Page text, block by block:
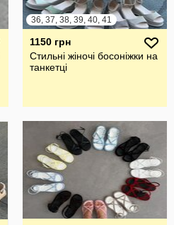
36, 37, 38, 39, 40, 41
1150 грн
Стильні жіночі босоніжки на
танкетці